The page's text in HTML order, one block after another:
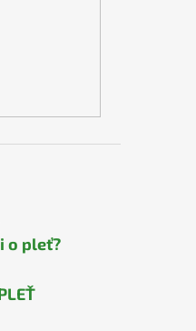
o pleť?